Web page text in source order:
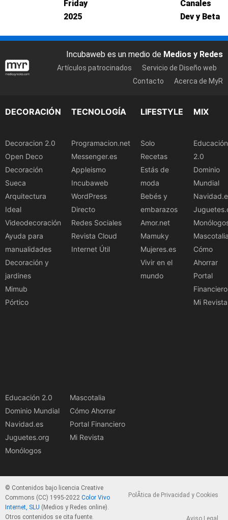
Friday
2025
Canales
Dev y Beta
Incubaweb es un medio de Medios y Redes
Artículos patrocinados
Servicio de Diseño web
Contacto
Acerca de MyR
DECORACIÓN
Decoracion 2.0
Open Deco
Decoración
Sueca
Arquitectura
Ideal
Videodecoración
Ayuda para
manualidades
Decoración y
jardines
Mimub
Pórtico
TECNOLOGÍA
Programacion.net
Messenger.es
Appleismo
Incubaweb
WordPress
Directo
Redes Sociales
Revista Cloud
Internet Útil
LIFESTYLE
Solo
Recetas
Estás de
moda
Bebés y
embarazos
Amor.net
Mamuky
Mujeres.es
Vivir en el
mundo
MIX
Educación
2.0
Dominio
Mundial
Cómo
Ahorrar
Portal
Financiero
Mi Revista
Educación 2.0
Dominio Mundial
Navidad.es
Juguetes.org
Monólogos
Mascotalia
Cómo Ahorrar
Portal Financiero
Mi Revista
© Contenidos bajo licencia Creative
Commons (CC) 1995-2022 Color Vivo
Internet, SLU (Medios y Redes online).
Otros contenidos se cita fuente.
PolÃ­tica de Privacidad y Cookies
Aviso Legal